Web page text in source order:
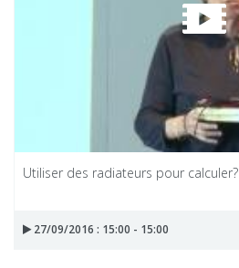
Utiliser des radiateurs pour calculer?
27/09/2016 : 15:00 - 15:00